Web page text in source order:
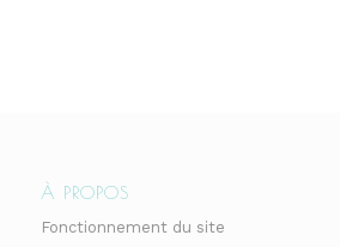
À PROPOS
Fonctionnement du site